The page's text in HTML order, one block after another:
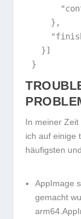
    },
  }]
}
In meiner Zeit
ich auf einige
häufigsten
AppImage
gemacht